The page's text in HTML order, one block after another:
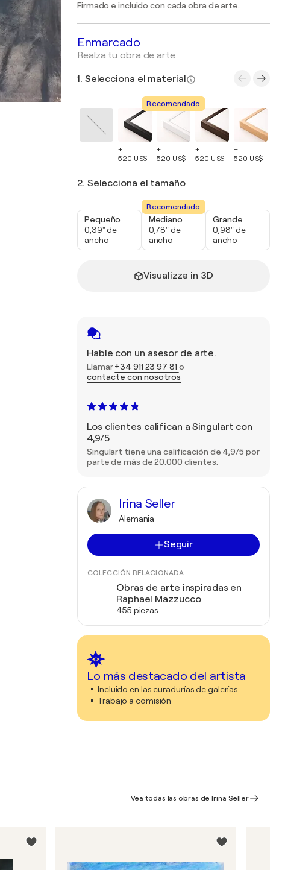
Firmado e incluido con cada obra de arte.
Enmarcado
Realza tu obra de arte
1. Selecciona el material
+
520 US$
Recomendado
+
520 US$
+
520 US$
+
520 US$
2. Selecciona el tamaño
Pequeño
0,39" de
ancho
Recomendado
Mediano
0,78" de
ancho
Grande
0,98" de
ancho
Visualizza in 3D
Hable con un asesor de arte.
Llamar+34 911 23 97 81 o
contacte con nosotros
Los clientes califican a Singulart con
4,9/5
Singulart tiene una calificación de 4,9/5 por
parte de más de 20.000 clientes.
Irina Seller
Alemania
Seguir
COLECCIÓN RELACIONADA
Obras de arte inspiradas en
Raphael Mazzucco
455 piezas
Lo más destacado del artista
Incluido en las curadurías de galerías
Trabajo a comisión
Vea todas las obras de Irina Seller